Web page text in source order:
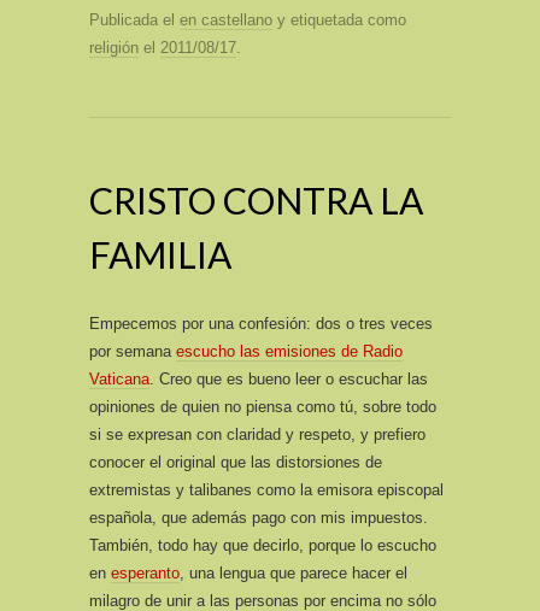
Publicada el en castellano y etiquetada como
religión el 2011/08/17.
CRISTO CONTRA LA
FAMILIA
Empecemos por una confesión: dos o tres veces
por semana escucho las emisiones de Radio
Vaticana. Creo que es bueno leer o escuchar las
opiniones de quien no piensa como tú, sobre todo
si se expresan con claridad y respeto, y prefiero
conocer el original que las distorsiones de
extremistas y talibanes como la emisora episcopal
española, que además pago con mis impuestos.
También, todo hay que decirlo, porque lo escucho
en esperanto, una lengua que parece hacer el
milagro de unir a las personas por encima no sólo